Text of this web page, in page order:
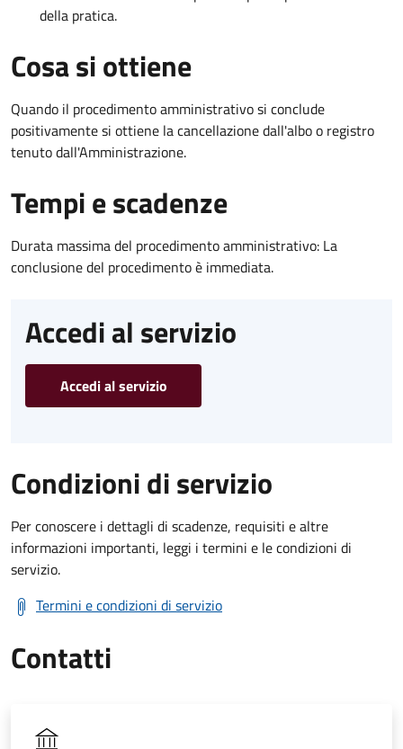
della pratica.
Cosa si ottiene
Quando il procedimento amministrativo si conclude
positivamente si ottiene la cancellazione dall'albo o registro
tenuto dall'Amministrazione.
Tempi e scadenze
Durata massima del procedimento amministrativo: La
conclusione del procedimento è immediata.
Accedi al servizio
Accedi al servizio
Condizioni di servizio
Per conoscere i dettagli di scadenze, requisiti e altre
informazioni importanti, leggi i termini e le condizioni di
servizio.
Termini e condizioni di servizio
Contatti